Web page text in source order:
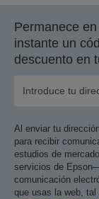
Permanece
instante un
descuento en
Al enviar tu
para recibir
estudios de
servicios de
comunicación
que usas la web,